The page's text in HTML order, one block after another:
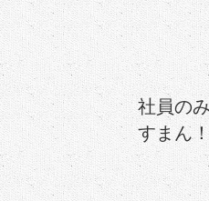
社員の
すまん